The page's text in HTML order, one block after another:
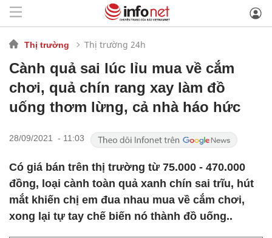
Thị trường Thị trường 24h
Cành quả sai lúc lỉu mua về cắm
chơi, quả chín rang xay làm đồ
uống thơm lừng, cả nhà háo hức
28/09/2021 - 11:03
Có giá bán trên thị trường từ 75.000 - 470.000
đồng, loại cành toàn quả xanh chín sai trĩu, hút
mắt khiến chị em đua nhau mua về cắm chơi,
xong lại tự tay chế biến nó thành đồ uống..